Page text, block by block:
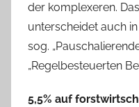
der komplexeren.
unterscheidet auch
sog.
„Regelbesteuerten
5,5% auf